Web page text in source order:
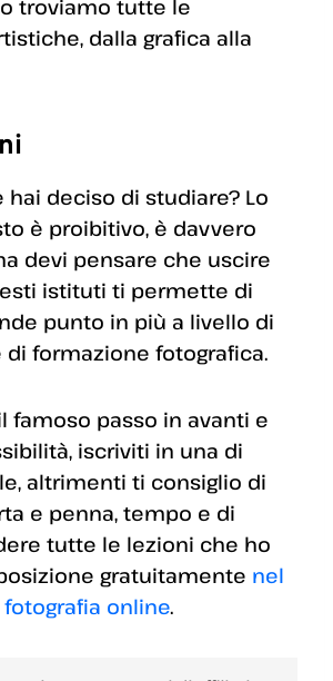
troviamo tutte le
dalla grafica alla
hai deciso di studiare? Lo
è proibitivo, è davvero
devi pensare che uscire
istituti ti permette di
punto in più a livello di
formazione fotografica.
famoso passo in avanti e
iscriviti in una di
altrimenti ti consiglio di
e penna, tempo e di
tutte le lezioni che ho
gratuitamente nel
online.